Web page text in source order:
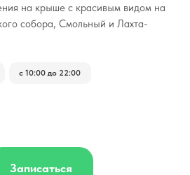
на крыше с красивым видом на
собора, Смольный и Лахта-
с 10:00 до 22:00
Записаться